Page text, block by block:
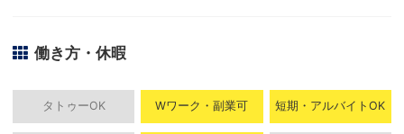
働き方・休暇
タトゥーOK Wワーク・副業可 短期・アルバイトOK